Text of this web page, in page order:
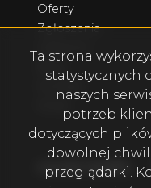
Oferty
Zgłoszenia
Kontakt
social media
Ta strona
statystycznych
naszych
potrzeb
dotyczących
dowolnej
przeglądarki.